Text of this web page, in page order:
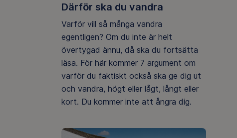
Därför ska du vandra
Varför vill så många vandra
egentligen? Om du inte är helt
övertygad ännu, då ska du fortsätta
läsa. För här kommer 7 argument om
varför du faktiskt också ska ge dig ut
och vandra, högt eller lågt, långt eller
kort. Du kommer inte att ångra dig.